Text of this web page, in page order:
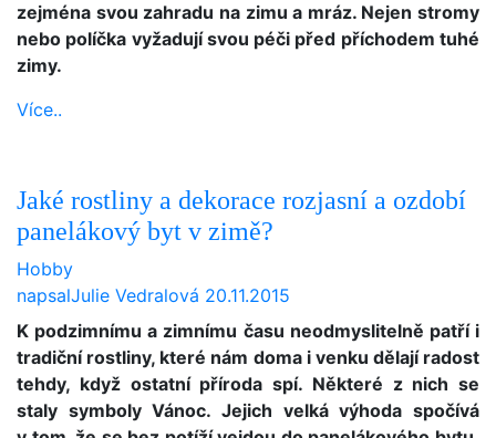
zejména svou zahradu na zimu a mráz. Nejen stromy
nebo políčka vyžadují svou péči před příchodem tuhé
zimy.
Více..
Jaké rostliny a dekorace rozjasní a ozdobí
panelákový byt v zimě?
Hobby
napsalJulie Vedralová 20.11.2015
K podzimnímu a zimnímu času neodmyslitelně patří i
tradiční rostliny, které nám doma i venku dělají radost
tehdy, když ostatní příroda spí. Některé z nich se
staly symboly Vánoc. Jejich velká výhoda spočívá